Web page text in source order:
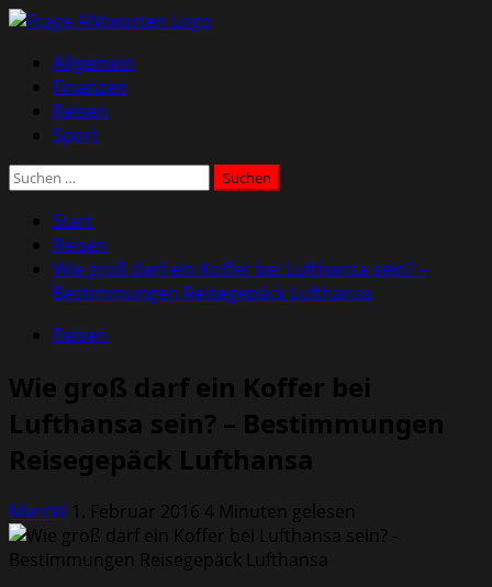
Zum
springen
Primäres
Menü
Allgemein
Finanzen
Reisen
Sport
Suchen
Start
Reisen
Wie groß darf ein Koffer bei Lufthansa sein? –
Bestimmungen Reisegepäck Lufthansa
Reisen
Wie groß darf ein Koffer bei
Lufthansa sein? – Bestimmungen
Reisegepäck Lufthansa
MarcW 1. Februar 2016 4 Minuten gelesen